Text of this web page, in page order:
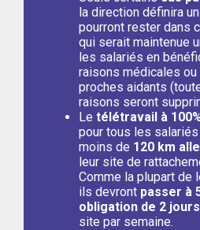
la direction définira
pourront rester dans
qui serait maintenue
les salariés en
raisons médicales ou
proches aidants
raisons seront
Le télétravail à
pour tous les salariés
moins de 120 km
leur site de
Comme la plupart de
ils devront passer à
obligation de 2
site par semaine.